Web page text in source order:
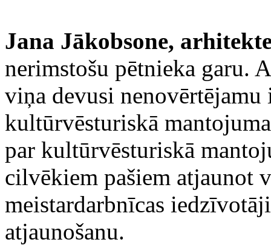
Jana Jākobsone,
nerimstošu pētnieka garu.
viņa devusi
kultūrvēsturiskā
par kultūrvēsturiskā
cilvēkiem pašiem atjaunot
meistardarbnīcas
atjaunošanu.